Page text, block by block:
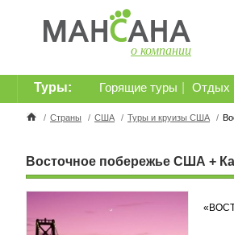
о компании
Горящие туры Отдых
Туры:
/ Страны / США / Туры и круизы США /
Восточное побережье США +